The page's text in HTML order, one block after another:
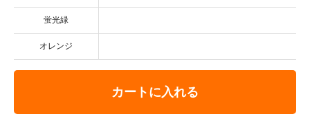
蛍光緑
オレンジ
カートに入れる